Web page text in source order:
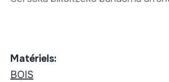
Matériels:
BOIS